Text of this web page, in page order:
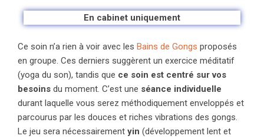
En cabinet uniquement
Ce soin n’a rien à voir avec les Bains de Gongs proposés
en groupe. Ces derniers suggèrent un exercice méditatif
(yoga du son), tandis que ce soin est centré sur vos
besoins du moment. C’est une séance individuelle
durant laquelle vous serez méthodiquement enveloppés et
parcourus par les douces et riches vibrations des gongs.
Le jeu sera nécessairement yin (développement lent et